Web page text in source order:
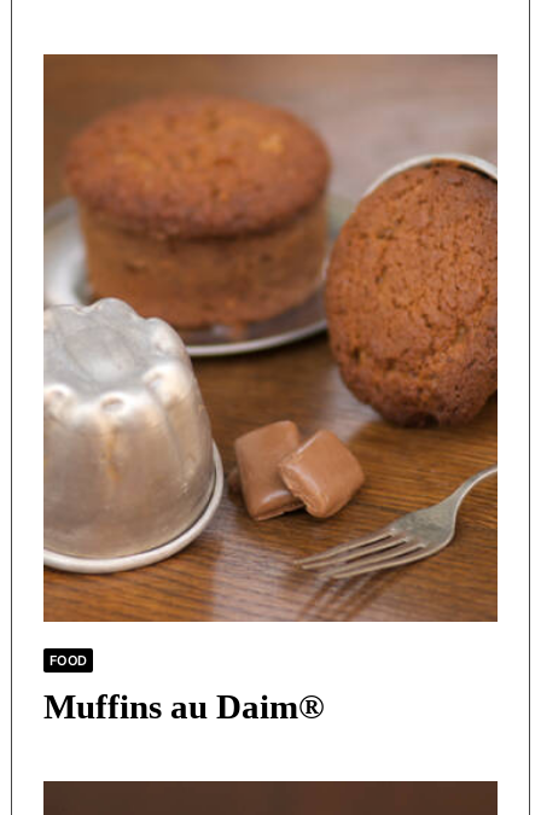
FOOD
Muffins au Daim®